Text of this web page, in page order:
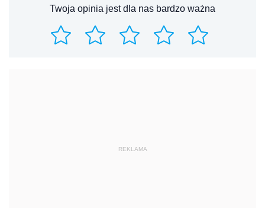
Twoja opinia jest dla nas bardzo ważna
REKLAMA